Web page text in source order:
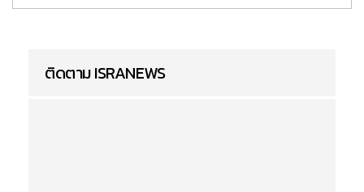
ติดตาม ISRANEWS